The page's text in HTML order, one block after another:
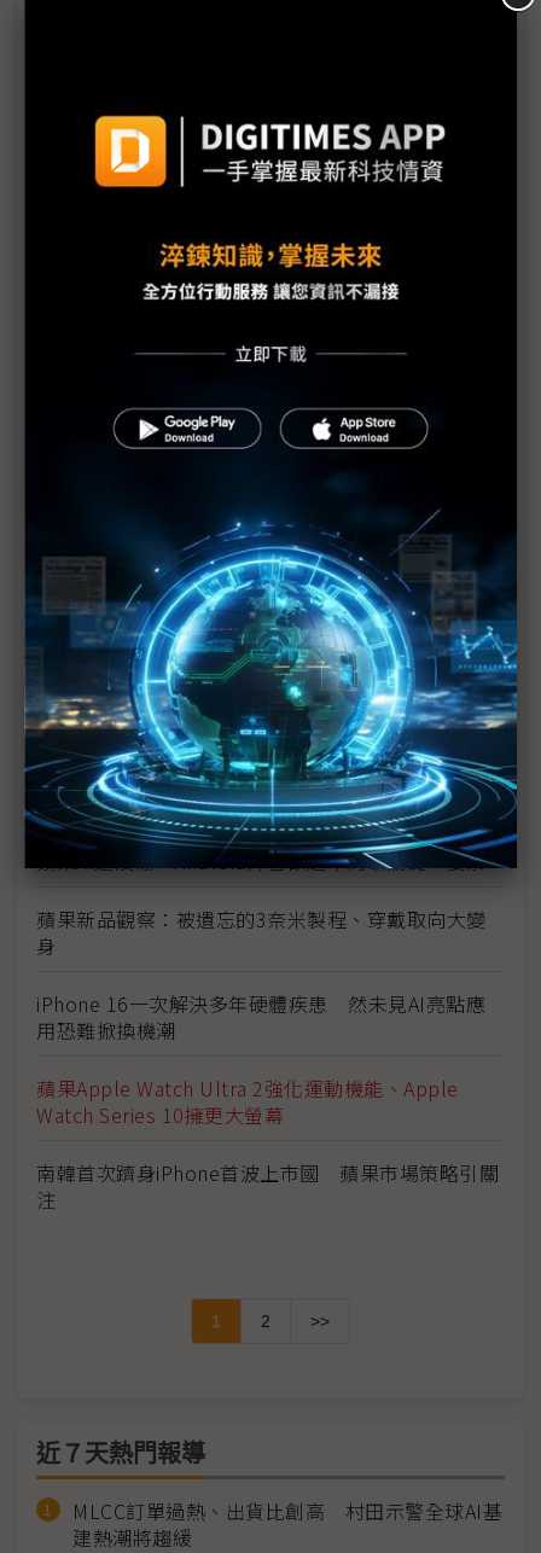
蘋果銷量恐遭中業者侵蝕 供應鏈布局全球爭商機
蘋果iPhone 16處理器兩級跳 為何價格卻凍漲？
台灣大看好蘋果引爆大換機潮 林東閔：AI手機最後
一塊拼圖到位
蘋果AI未能一次到位 供應鏈靜待首波銷售成績
Apple Watch時隔兩年大升級 估提振蘋果穿戴銷售
頹勢
蘋果iPhone 16系列專為AI功能定製 處理器跳級、
配8GB記憶體
蘋果AI還沒輸 Android陣營欲超車尚缺關鍵一要素
蘋果新品觀察：被遺忘的3奈米製程、穿戴取向大變
身
iPhone 16一次解決多年硬體疾患 然未見AI亮點應
用恐難掀換機潮
蘋果Apple Watch Ultra 2強化運動機能、Apple
Watch Series 10擁更大螢幕
南韓首次躋身iPhone首波上市國 蘋果市場策略引關
注
1 2 >>
近７天熱門報導
MLCC訂單過熱、出貨比創高 村田示警全球AI基
建熱潮將趨緩